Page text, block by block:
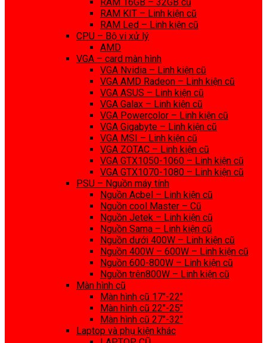
RAM KIT – Linh kiện cũ
RAM Led – Linh kiện cũ
CPU – Bộ vi xử lý
AMD
VGA – card màn hình
VGA Nvidia – Linh kiện cũ
VGA AMD Radeon – Linh kiện cũ
VGA ASUS – Linh kiện cũ
VGA Galax – Linh kiện cũ
VGA Powercolor – Linh kiện cũ
VGA Gigabyte – Linh kiện cũ
VGA MSI – Linh kiện cũ
VGA ZOTAC – Linh kiện cũ
VGA GTX1050-1060 – Linh kiện cũ
VGA GTX1070-1080 – Linh kiện cũ
PSU – Nguồn máy tính
Nguồn Acbel – Linh kiện cũ
Nguồn cool Master – Cũ
Nguồn Jetek – Linh kiện cũ
Nguồn Sama – Linh kiện cũ
Nguồn dưới 400W – Linh kiện cũ
Nguồn 400W – 600W – Linh kiện cũ
Nguồn 600-800W – Linh kiện cũ
Nguồn trên800W – Linh kiện cũ
Màn hình cũ
Màn hình cũ 17″-22″
Màn hình cũ 22″-25″
Màn hình cũ 27″-32″
Laptop và phụ kiện khác